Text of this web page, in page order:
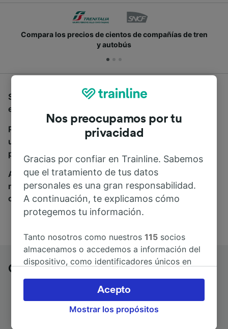
Compara los precios de cientos de compañías de tren
y autobús
Si estás buscando autobuses de Genova a Colonia,
estás en el sitio adecuado.
Para encontrar billetes de autobús, simplemente haz
una búsqueda y nosotros compararemos horarios y
precios tanto de tren como de autobús.
A donde quiera que vayas, tu viaje empieza con
nosotros. Encuentra billetes de más de 170
compañías de tren y autobús.
Genova a Colonia en autobús
Nos preocupamos por tu
privacidad
Gracias por confiar en Trainline. Sabemos
que el tratamiento de tus datos
personales es una gran responsabilidad.
A continuación, te explicamos cómo
protegemos tu información.
Tanto nosotros como nuestros115 socios
almacenamos o accedemos a información del
dispositivo, como identificadores únicos en
Puedes aceptar o administrar tus preferencias
haciendo clic abajo, incluido el derecho de
oposición en función de tu interés legítimo o,
Mostrar los propósitos
Acepto